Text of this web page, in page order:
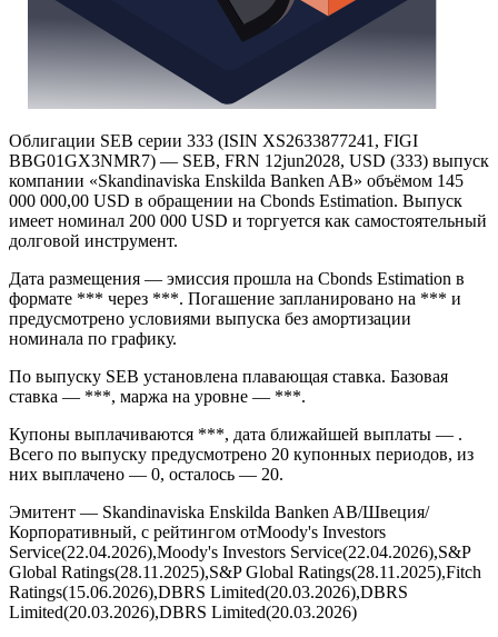
Облигации SEB серии 333 (ISIN XS2633877241, FIGI
BBG01GX3NMR7) — SEB, FRN 12jun2028, USD (333) выпуск
000 000,00 USD в обращении на Cbonds Estimation. Выпуск
имеет номинал 200 000 USD и торгуется как самостоятельный
долговой инструмент.
формате *** через ***. Погашение запланировано на *** и
предусмотрено условиями выпуска без амортизации
По выпуску SEB установлена плавающая ставка. Базовая
ставка — ***, маржа на уровне — ***.
Купоны выплачиваются ***, дата ближайшей выплаты — .
Всего по выпуску предусмотрено 20 купонных периодов, из
них выплачено — 0, осталось — 20.
Эмитент — Skandinaviska Enskilda Banken AB/Швеция/
Корпоративный, с рейтингом отMoody's Investors